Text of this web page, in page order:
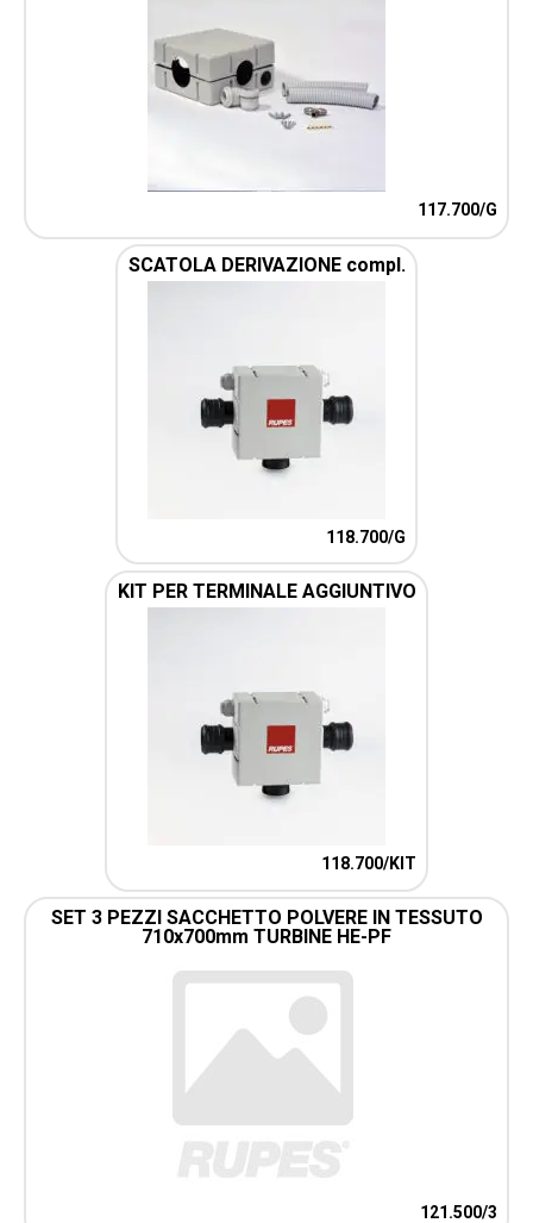
117.700/G
SCATOLA DERIVAZIONE compl.
118.700/G
KIT PER TERMINALE AGGIUNTIVO
118.700/KIT
SET 3 PEZZI SACCHETTO POLVERE IN TESSUTO
710x700mm TURBINE HE-PF
121.500/3